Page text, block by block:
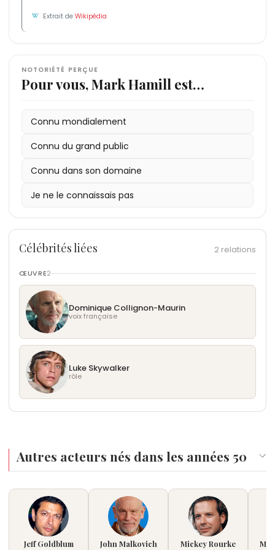
Extrait deWikipédia
NOTORIÉTÉ PERÇUE
Pour vous, Mark Hamill est…
Connu mondialement
Connu du grand public
Connu dans son domaine
Je ne le connaissais pas
Célébrités liées 2 relations
ŒUVRE2
Dominique Collignon-Maurin
voix française
Luke Skywalker
rôle
Autres acteurs nés dans les années 50
Jeff Goldblum John Malkovich Mickey Rourke